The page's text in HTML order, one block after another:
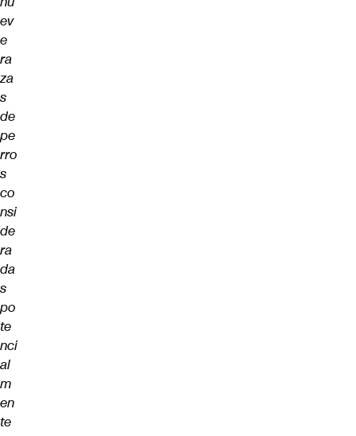
ev
e
ra
za
s
de
pe
rro
s
co
nsi
de
ra
da
s
po
te
nci
al
m
en
te